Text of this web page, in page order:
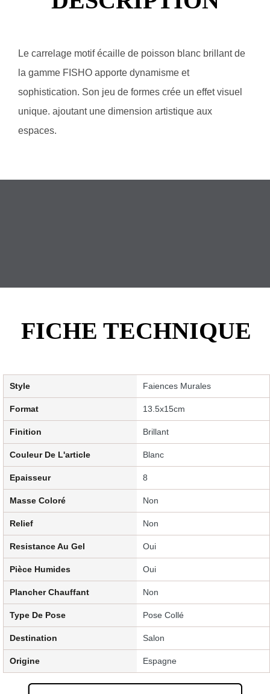
Le carrelage motif écaille de poisson blanc brillant de
la gamme FISHO apporte dynamisme et
sophistication. Son jeu de formes crée un effet visuel
unique. ajoutant une dimension artistique aux
espaces.
FICHE TECHNIQUE
Style Faiences Murales
Format 13.5x15cm
Finition Brillant
Couleur De L'article Blanc
Epaisseur 8
Masse Coloré Non
Relief Non
Resistance Au Gel Oui
Pièce Humides Oui
Plancher Chauffant Non
Type De Pose Pose Collé
Destination Salon
Origine Espagne